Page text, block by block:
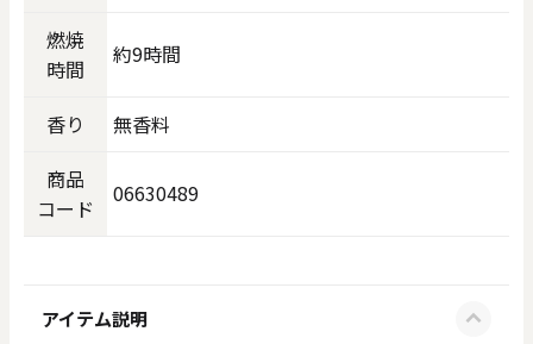
燃焼
時間
約9時間
香り
無香料
商品
コード
06630489
アイテム説明